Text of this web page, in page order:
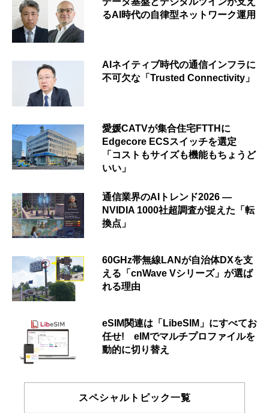
るAI時代の自律型ネットワーク運用
AIネイティブ時代の通信インフラに
不可欠な「Trusted Connectivity」
愛媛CATVが集合住宅FTTHに
Edgecore ECSスイッチを選定
「コストもサイズも機能もちょうど
いい」
通信業界のAIトレンド2026 ―
NVIDIA 1000社超調査が捉えた「転
換点」
60GHz帯無線LANが自治体DXを支
える「cnWave Vシリーズ」が選ば
れる理由
eSIM関連は「LibeSIM」にすべてお
任せ! eIMでマルチプロファイルを
動的に切り替え
スペシャルトピック一覧